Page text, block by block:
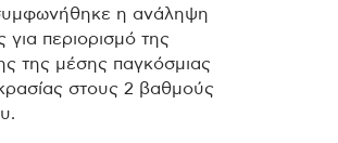
η ανάληψη
για περιορισμό της
της μέσης παγκόσμιας
στους 2 βαθμούς